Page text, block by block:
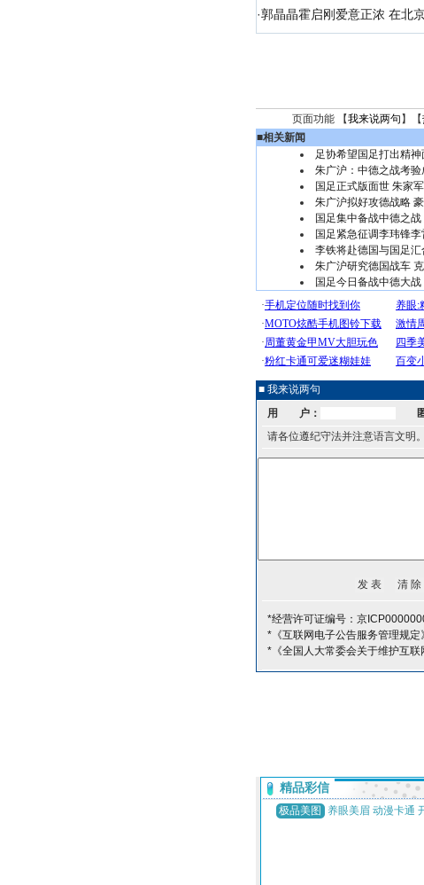
·郭晶晶霍启刚爱意正浓 在北
页面功能 【我来说两句 】【
■相关新闻
足协希望国足打出精
朱广沪：中德之战考
国足正式版面世 朱家
朱广沪拟好攻德战略
国足集中备战中德之
国足紧急征调李玮锋
李铁将赴德国与国足
朱广沪研究德国战车
国足今日备战中德大
■ 我来说两句
用 户：
请各位遵纪守法并注意语言文明。
*经营许可证编号：京
*《互联网电子公告服务管理规定
*《全国人大常委会关于维护互联